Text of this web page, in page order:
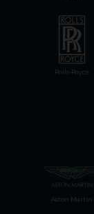
Rolls-Royce
Aston Martin